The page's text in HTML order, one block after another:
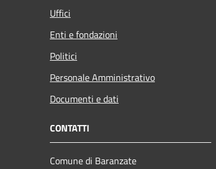
Uffici
Enti e fondazioni
Politici
Personale Amministrativo
Documenti e dati
CONTATTI
Comune di Baranzate